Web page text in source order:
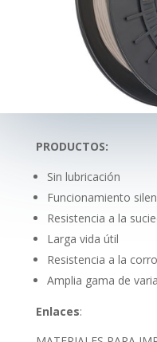
PRODUCTOS:
Sin lubricación
Funcionamiento
Resistencia a la
Larga vida útil
Resistencia a la
Amplia gama de
Enlaces: